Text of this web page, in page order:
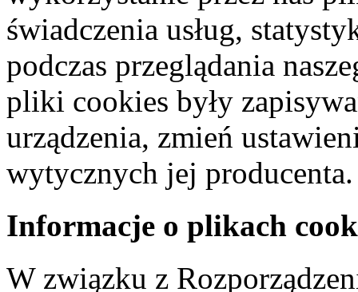
świadczenia usług,
podczas przeglądania
pliki cookies były
urządzenia, zmień
wytycznych jej producenta.
Informacje o plikach
W związku z